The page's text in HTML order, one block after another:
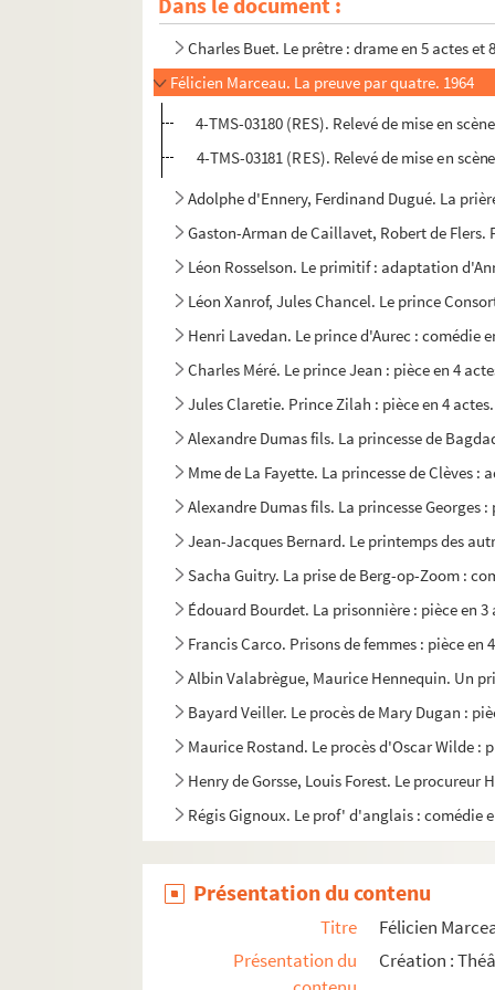
Daniel Riche. Le prétexte : pièce en 2 actes.
Charles Buet. Le prêtre : drame en 5 actes et
Félicien Marceau. La preuve par quatre. 1964
4-TMS-03180 (RES). Relevé de mise en
4-TMS-03181 (RES). Relevé de mise en
Adolphe d'Ennery, Ferdinand Dugué. La
Gaston-Arman de Caillavet, Robert de Flers.
Léon Rosselson. Le primitif : adaptation
Léon Xanrof, Jules Chancel. Le prince
Henri Lavedan. Le prince d'Aurec : comédie
Charles Méré. Le prince Jean : pièce en 4
Jules Claretie. Prince Zilah : pièce en 4
Alexandre Dumas fils. La princesse de
Mme de La Fayette. La princesse de Clèves :
Alexandre Dumas fils. La princesse Georges :
Jean-Jacques Bernard. Le printemps des
Sacha Guitry. La prise de Berg-op-Zoom :
Édouard Bourdet. La prisonnière : pièce en 3
Francis Carco. Prisons de femmes : pièce
Albin Valabrègue, Maurice Hennequin. Un
Bayard Veiller. Le procès de Mary Dugan :
Maurice Rostand. Le procès d'Oscar Wilde :
Henry de Gorsse, Louis Forest. Le procureur
Régis Gignoux. Le prof' d'anglais : comédie
Karen Bramson. Le professeur Klenow :
Lucienne Favre. Prosper : pièce en 3 actes et
Ivan Tourgueniev. La provinciale.
Présentation du contenu
Titre
Félicien
Présentation du
Création :